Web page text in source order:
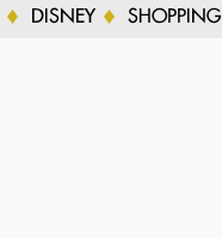
DISNEY SHOPPING